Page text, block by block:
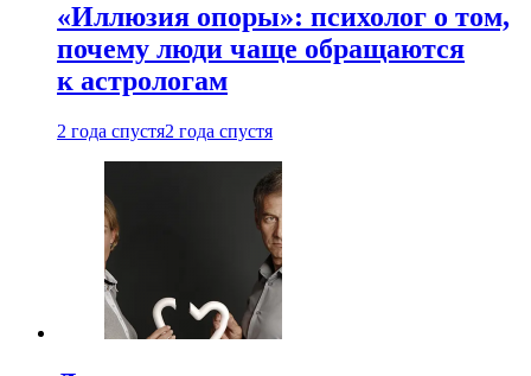
«Иллюзия опоры»: психолог о том,
почему люди чаще обращаются
к астрологам
2 года спустя2 года спустя